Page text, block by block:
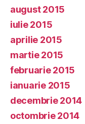
august 2015
iulie 2015
aprilie 2015
martie 2015
februarie 2015
ianuarie 2015
decembrie 2014
octombrie 2014